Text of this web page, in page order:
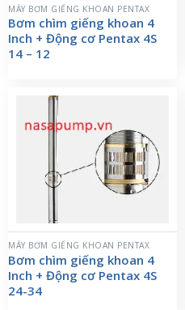
MÁY BƠM GIẾNG KHOAN PENTAX
Bơm chìm giếng khoan 4
Inch + Động cơ Pentax 4S
14 – 12
MÁY BƠM GIẾNG KHOAN PENTAX
Bơm chìm giếng khoan 4
Inch + Động cơ Pentax 4S
24-34